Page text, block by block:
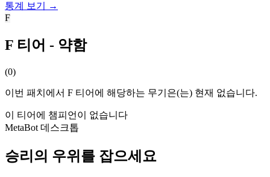
통계 보기 →
F
F 티어 - 약함
(0)
이번 패치에서 F 티어에 해당하는 무기은(는) 현재 없습니다.
이 티어에 챔피언이 없습니다
MetaBot 데스크톱
승리의 우위를 잡으세요